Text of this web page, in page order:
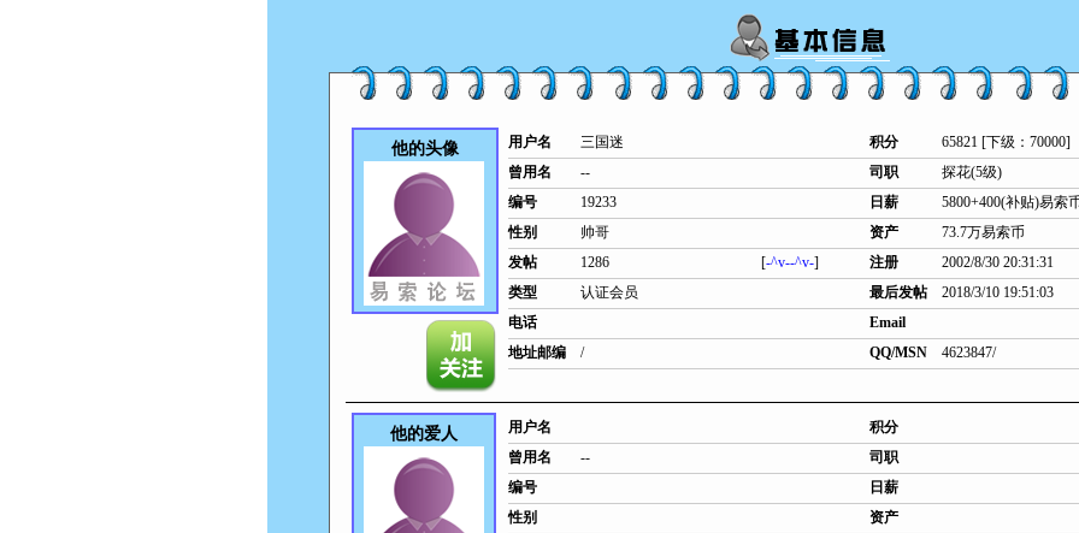
他的头像 用户名 三国迷 积分 65821 [下级：70000]
曾用名
-- 司职 探花(5级)
编号
19233 日薪 5800+400(补贴)易索
性别
帅哥 资产 73.7万易索币
发帖
1286 [-^v--^v-] 注册
2002/8/30 20:31:31
类型
认证会员 最后发帖
2018/3/10 19:51:03
电话
Email
地址邮编
/ QQ/MSN 4623847/
他的爱人 用户名
积分
曾用名
-- 司职
编号
日薪
性别
资产